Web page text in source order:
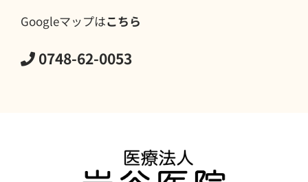
Googleマップはこちら
0748-62-0053